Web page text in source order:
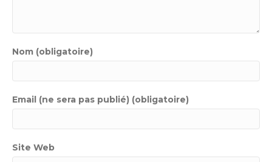
Nom (obligatoire)
Email (ne sera pas publié) (obligatoire)
Site Web